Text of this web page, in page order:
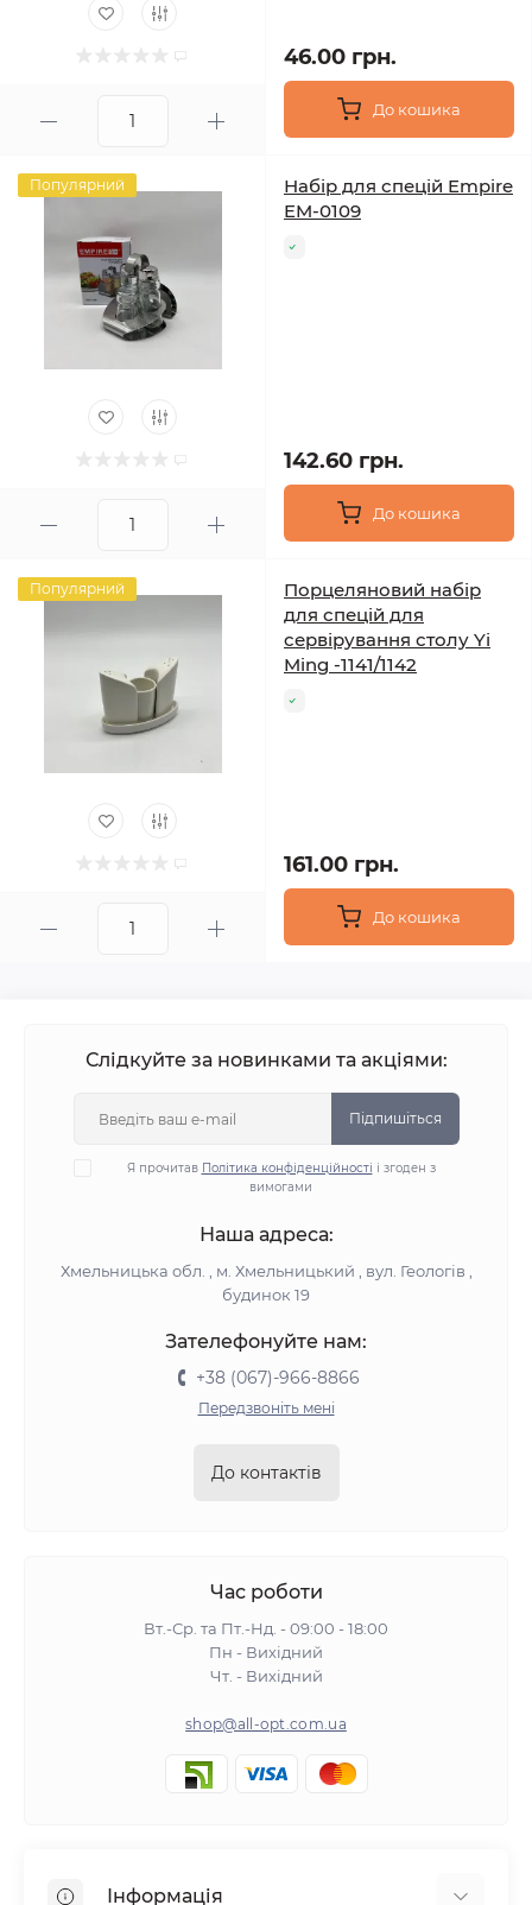
46.00 грн.
До кошика
Популярний
Набір для спецій Empire
EM-0109
142.60 грн.
До кошика
Популярний
Порцеляновий набір
для спецій для
сервірування столу Yi
Ming -1141/1142
161.00 грн.
До кошика
Слідкуйте за новинками та акціями:
Підпишіться
Я прочитав Політика конфіденційності і згоден з
вимогами
Наша адреса:
Хмельницька обл. , м. Хмельницький , вул. Геологів ,
будинок 19
Зателефонуйте нам:
+38 (067)-966-8866
Передзвоніть мені
До контактів
Час роботи
Вт.-Ср. та Пт.-Нд. - 09:00 - 18:00
Пн - Вихідний
Чт. - Вихідний
shop@all-opt.com.ua
Інформація